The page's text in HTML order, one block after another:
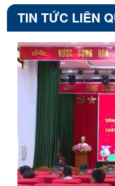
TIN TỨC LIÊN